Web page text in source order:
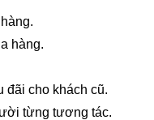
hàng.
đãi cho khách cũ.
từng tương tác.